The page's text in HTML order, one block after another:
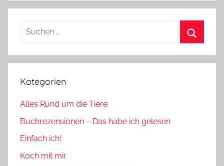
Suchen
Kategorien
Alles Rund um die Tiere
Buchrezensionen – Das habe ich gelesen
Einfach ich!
Koch mit mir